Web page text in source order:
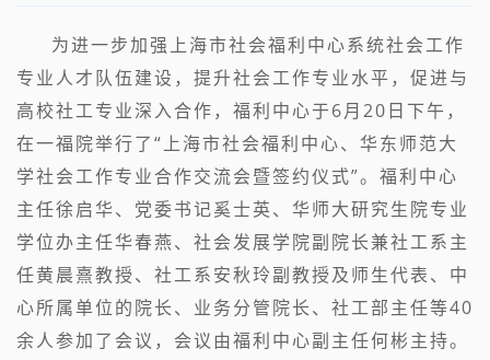
为进一步加强上海市社会福利中心系统社会工作
专业人才队伍建设，提升社会工作专业水平，促进与
高校社工专业深入合作，福利中心于6月20日下午，
在一福院举行了“上海市社会福利中心、华东师范大
学社会工作专业合作交流会暨签约仪式”。福利中心
主任徐启华、党委书记奚士英、华师大研究生院专业
学位办主任华春燕、社会发展学院副院长兼社工系主
任黄晨熹教授、社工系安秋玲副教授及师生代表、中
心所属单位的院长、业务分管院长、社工部主任等40
余人参加了会议，会议由福利中心副主任何彬主持。